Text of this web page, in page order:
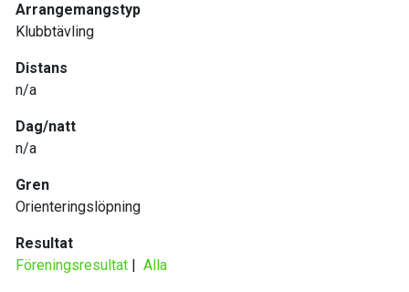
Arrangemangstyp
Klubbtävling
Distans
n/a
Dag/natt
n/a
Gren
Orienteringslöpning
Resultat
Föreningsresultat | Alla